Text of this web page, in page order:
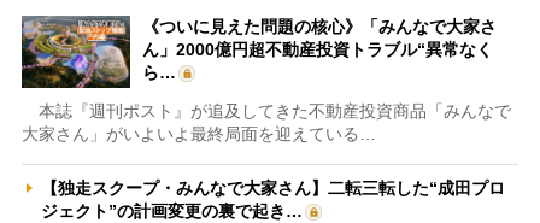
《ついに見えた問題の核心》「みんなで大家さ
ん」2000億円超不動産投資トラブル“異常なく
ら…
本誌『週刊ポスト』が追及してきた不動産投資商品「みんなで
大家さん」がいよいよ最終局面を迎えている…
【独走スクープ・みんなで大家さん】二転三転した“成田プロ
ジェクト”の計画変更の裏で起き…